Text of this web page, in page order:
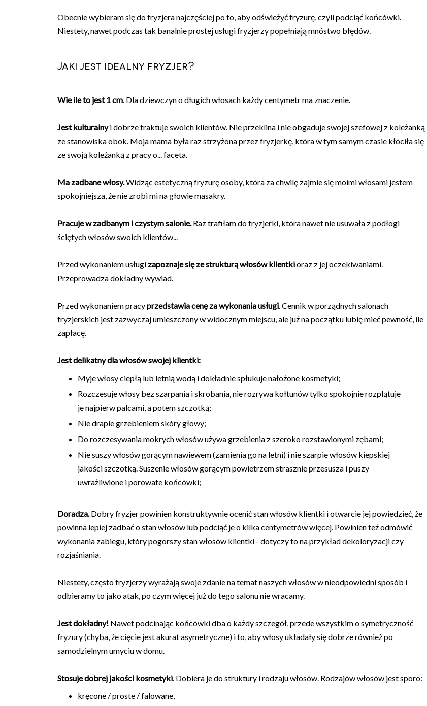
Obecnie wybieram się do fryzjera najczęściej po to, aby odświeżyć fryzurę, czyli podciąć końcówki.
Niestety, nawet podczas tak banalnie prostej usługi fryzjerzy popełniają mnóstwo błędów.
Jaki jest idealny fryzjer?
Wie ile to jest 1 cm. Dla dziewczyn o długich włosach każdy centymetr ma znaczenie.
Jest kulturalnyi dobrze traktuje swoich klientów. Nie przeklina i nie obgaduje swojej szefowej z koleżanką
ze stanowiska obok. Moja mama była raz strzyżona przez fryzjerkę, która w tym samym czasie kłóciła się
ze swoją koleżanką z pracy o... faceta.
Ma zadbane włosy.Widząc estetyczną fryzurę osoby, która za chwilę zajmie się moimi włosami jestem
spokojniejsza, że nie zrobi mi na głowie masakry.
Pracuje w zadbanym i czystym salonie.Raz trafiłam do fryzjerki, która nawet nie usuwała z podłogi
ściętych włosów swoich klientów...
Przed wykonaniem usługi zapoznaje się ze strukturą włosów klientkioraz z jej oczekiwaniami.
Przeprowadza dokładny wywiad.
Przed wykonaniem pracyprzedstawia cenę za wykonania usługi. Cennik w porządnych salonach
fryzjerskich jest zazwyczaj umieszczony w widocznym miejscu, ale już na początku lubię mieć pewność, ile
zapłacę.
Jest delikatny dla włosów swojej klientki:
Myje włosy ciepłą lub letnią wodą i dokładnie spłukuje nałożone kosmetyki;
Rozczesuje włosy bez szarpania i skrobania, nie rozrywa kołtunów tylko spokojnie rozplątuje
je najpierw palcami, a potem szczotką;
Nie drapie grzebieniem skóry głowy;
Do rozczesywania mokrych włosów używa grzebienia z szeroko rozstawionymi zębami;
Nie suszy włosów gorącym nawiewem (zamienia go na letni) i nie szarpie włosów kiepskiej
jakości szczotką. Suszenie włosów gorącym powietrzem strasznie przesusza i puszy
uwrażliwione i porowate końcówki;
Doradza.Dobry fryzjer powinien konstruktywnie ocenić stan włosów klientki i otwarcie jej powiedzieć, że
powinna lepiej zadbać o stan włosów lub podciąć je o kilka centymetrów więcej. Powinien też odmówić
wykonania zabiegu, który pogorszy stan włosów klientki - dotyczy to na przykład dekoloryzacji czy
rozjaśniania.
Niestety, często fryzjerzy wyrażają swoje zdanie na temat naszych włosów w nieodpowiedni sposób i
odbieramy to jako atak, po czym więcej już do tego salonu nie wracamy.
Jest dokładny! Nawet podcinając końcówki dba o każdy szczegół, przede wszystkim o symetryczność
fryzury (chyba, że cięcie jest akurat asymetryczne) i to, aby włosy układały się dobrze również po
samodzielnym umyciu w domu.
Stosuje dobrej jakości kosmetyki. Dobiera je do struktury i rodzaju włosów. Rodzajów włosów jest sporo:
kręcone / proste / falowane,